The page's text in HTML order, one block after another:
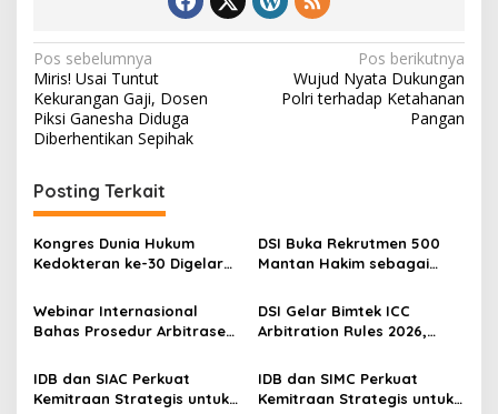
N
a
v
i
g
a
s
i
p
o
s
Pos sebelumnya
Miris! Usai Tuntut
Kekurangan Gaji, Dosen
Piksi Ganesha Diduga
Diberhentikan Sepihak
Pos berikutnya
Wujud Nyata Dukungan
Polri terhadap Ketahanan
Pangan
Posting Terkait
Kongres Dunia Hukum
Kedokteran ke-30 Digelar
Inovasi, dan Tantangan
Global Kesehatan
DSI Buka Rekrutmen 500
Mantan Hakim sebagai
Penyelesaian Sengketa di
Indonesia
Webinar Internasional
Bahas Prosedur Arbitrase
Perkuat Wawasan Hukum
Olahraga Global
DSI Gelar Bimtek ICC
Arbitration Rules 2026,
Praktisi Hukum Indonesia di
Kancah Internasional
IDB dan SIAC Perkuat
Kemitraan Strategis untuk
IDB dan SIMC Perkuat
Kemitraan Strategis untuk